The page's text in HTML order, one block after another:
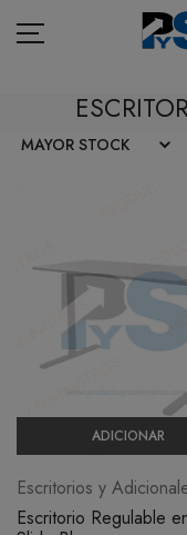
CAFETERÍA
SEGURIDAD
MOBILIARIO
EMBALAJE
ADICIONAR
Escritorios y
Escritorio Regulable